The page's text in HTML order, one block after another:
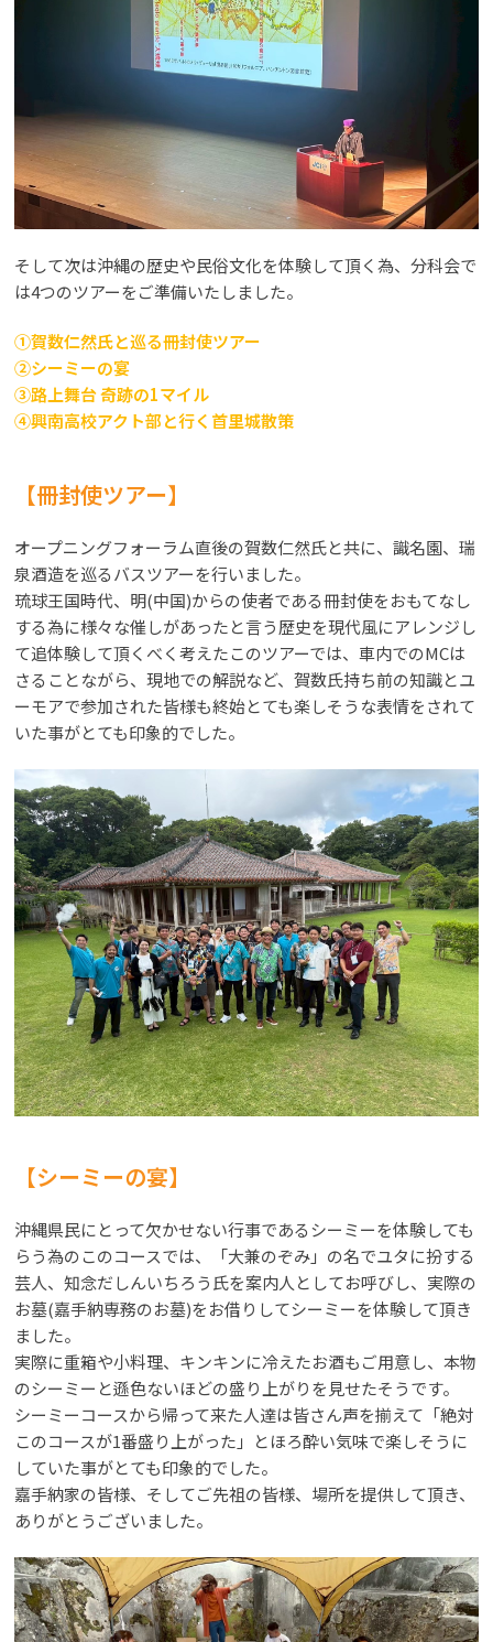
そして次は沖縄の歴史や民俗文化を体験して頂く為、分科会で
は4つのツアーをご準備いたしました。
①賀数仁然氏と巡る冊封使ツアー
②シーミーの宴
③路上舞台 奇跡の1マイル
④興南高校アクト部と行く首里城散策
【冊封使ツアー】
オープニングフォーラム直後の賀数仁然氏と共に、識名園、瑞
泉酒造を巡るバスツアーを行いました。
琉球王国時代、明(中国)からの使者である冊封使をおもてなし
する為に様々な催しがあったと言う歴史を現代風にアレンジし
て追体験して頂くべく考えたこのツアーでは、車内でのMCは
さることながら、現地での解説など、賀数氏持ち前の知識とユ
ーモアで参加された皆様も終始とても楽しそうな表情をされて
いた事がとても印象的でした。
【シーミーの宴】
沖縄県民にとって欠かせない行事であるシーミーを体験しても
らう為のこのコースでは、「大兼のぞみ」の名でユタに扮する
芸人、知念だしんいちろう氏を案内人としてお呼びし、実際の
お墓(嘉手納専務のお墓)をお借りしてシーミーを体験して頂き
ました。
実際に重箱や小料理、キンキンに冷えたお酒もご用意し、本物
のシーミーと遜色ないほどの盛り上がりを見せたそうです。
シーミーコースから帰って来た人達は皆さん声を揃えて「絶対
このコースが1番盛り上がった」とほろ酔い気味で楽しそうに
していた事がとても印象的でした。
嘉手納家の皆様、そしてご先祖の皆様、場所を提供して頂き、
ありがとうございました。